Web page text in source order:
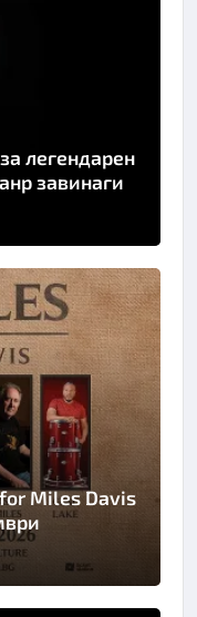
легендарен
завинаги
Miles Davis